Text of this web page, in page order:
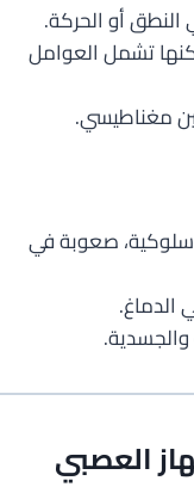
أو الحركة.
تشمل العوامل
مغناطيسي.
سلوكية، صعوبة في
الدماغ.
والجسدية.
العصبي